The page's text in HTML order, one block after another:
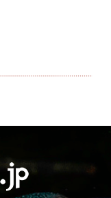
る質問